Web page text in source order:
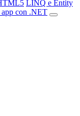
LINQ e Entity
con .NET